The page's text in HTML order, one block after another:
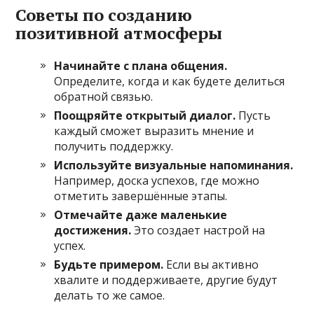
Советы по созданию
позитивной атмосферы
Начинайте с плана общения.
Определите, когда и как будете делиться
обратной связью.
Поощряйте открытый диалог. Пусть
каждый сможет выразить мнение и
получить поддержку.
Используйте визуальные напоминания.
Например, доска успехов, где можно
отметить завершённые этапы.
Отмечайте даже маленькие
достижения.Это создает настрой на
успех.
Будьте примером. Если вы активно
хвалите и поддерживаете, другие будут
делать то же самое.